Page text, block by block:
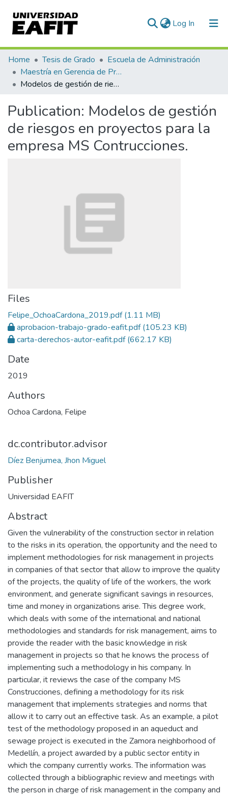
Log In (current)
Communities & Collections
All of DSpace
Home Tesis de Grado
Escuela de Administración
Maestría en Gerencia de Proyectos (Tesis)
Modelos de gestión de riesgos en proyectos para la empresa MS Contrucciones.
Publication: Modelos de gestión
de riesgos en proyectos para la
empresa MS Contrucciones.
Files
Felipe_OchoaCardona_2019.pdf(1.11 MB)
aprobacion-trabajo-grado-eafit.pdf(105.23 KB)
carta-derechos-autor-eafit.pdf(662.17 KB)
Date
2019
Authors
Ochoa Cardona, Felipe
dc.contributor.advisor
Díez Benjumea, Jhon Miguel
Publisher
Universidad EAFIT
Abstract
Given the vulnerability of the construction sector in relation
to the risks in its operation, the opportunity and the need to
implement methodologies for risk management in projects
in companies of that sector that allow to improve the quality
of the projects, the quality of life of the workers, the work
environment, and generate significant savings in resources,
time and money in organizations arise. This degree work,
which deals with some of the international and national
methodologies and standards for risk management, aims to
provide the reader with the basic knowledge in risk
management in projects so that he knows the process of
implementing such a methodology in his company. In
particular, it reviews the case of the company MS
Construcciones, defining a methodology for its risk
management that implements strategies and norms that
allow it to carry out an effective task. As an example, a pilot
test of the methodology proposed in an aqueduct and
sewage project is executed in the Zamora neighborhood of
Medellín, a project awarded by a public sector entity in
which the company currently works. The information was
collected through a bibliographic review and meetings with
the person in charge of risk management in the company and